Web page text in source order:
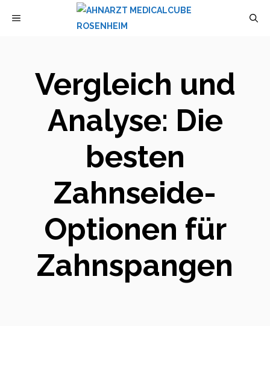
MENÜ
Vergleich und
Analyse: Die
besten
Zahnseide-
Optionen für
Zahnspangen